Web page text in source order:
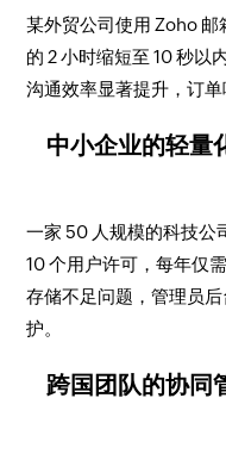
某外贸公司使用 Zoho
的 2 小时缩短至 10 秒以
沟通效率显著提升，订单
中小企业的轻量
一家 50 人规模的科技公
10 个用户许可，每年仅
存储不足问题，管理员
护。​
跨国团队的协同